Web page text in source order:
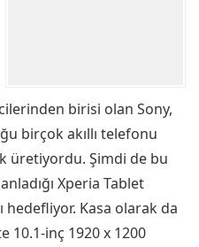
birisi olan Sony,
birçok akıllı telefonu
üretiyordu. Şimdi de bu
Xperia Tablet
Kasa olarak da
10.1-inç 1920 x 1200